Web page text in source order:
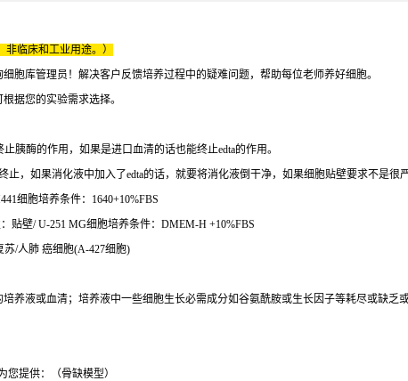
临床和工业用途。）
胞库管理员！解决客户反馈培养过程中的疑难问题，帮助每位老师养好细胞。
据您的实验需求选择。
胰酶的作用，如果是进口血清的话也能终止edta的作用。
止，如果消化液中加入了edta的话，就要将消化液倒干净，如果细胞贴壁要求不是很
细胞培养条件：1640+10%FBS
贴壁/ U-251 MG细胞培养条件：DMEM-H +10%FBS
苏/人肺 癌细胞(A-427细胞)
养液或血清；培养液中一些细胞生长必需成分如谷氨酰胺或生长因子等耗尽或缺
您提供：（骨缺模型）